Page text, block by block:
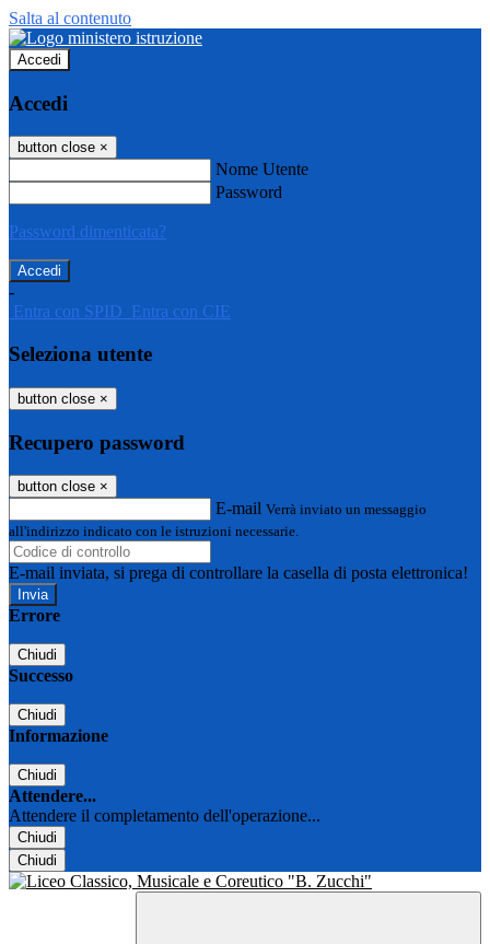
Salta al contenuto
Accedi
Accedi
button close ×
Nome Utente
Password
Password dimenticata?
-
Entra con SPID Entra con CIE
Seleziona utente
button close ×
Recupero password
button close ×
E-mail Verrà inviato un messaggio
all'indirizzo indicato con le istruzioni necessarie.
E-mail inviata, si prega di controllare la casella di posta elettronica!
Errore
Chiudi
Successo
Chiudi
Informazione
Chiudi
Attendere...
Attendere il completamento dell'operazione...
Chiudi
Chiudi